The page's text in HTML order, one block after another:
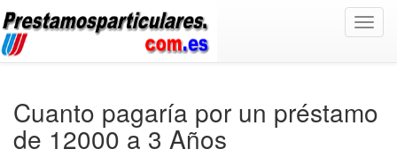
Cuanto pagaría por un préstamo
de 12000 a 3 Años